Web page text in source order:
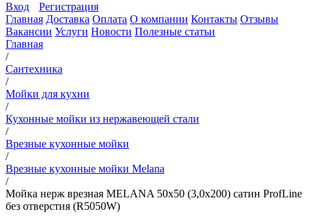
Вход
Регистрация
Главная Доставка Оплата О компании Контакты Отзывы
Вакансии Услуги Новости Полезные статьи
Главная
/
Сантехника
/
Мойки для кухни
/
Кухонные мойки из нержавеющей стали
/
Врезные кухонные мойки
/
Врезные кухонные мойки Melana
/
Мойка нерж врезная MELANA 50х50 (3,0х200) сатин ProfLine
без отверстия (R5050W)